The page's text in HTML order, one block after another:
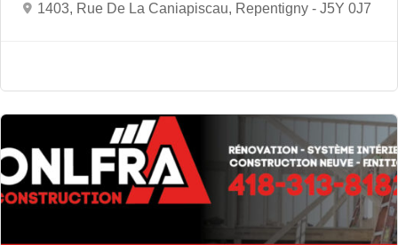
1403, Rue De La Caniapiscau, Repentigny - J5Y 0J7